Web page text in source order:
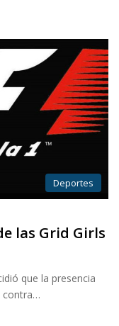
Deportes
las Grid Girls
que la presencia
contra…